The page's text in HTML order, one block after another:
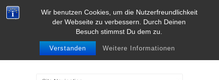
Wir benutzen Cookies, um die Nutzerfreundlichkeit
der Webseite zu verbessern. Durch Deinen
Besuch stimmst Du dem zu.
Verstanden Weitere Informationen